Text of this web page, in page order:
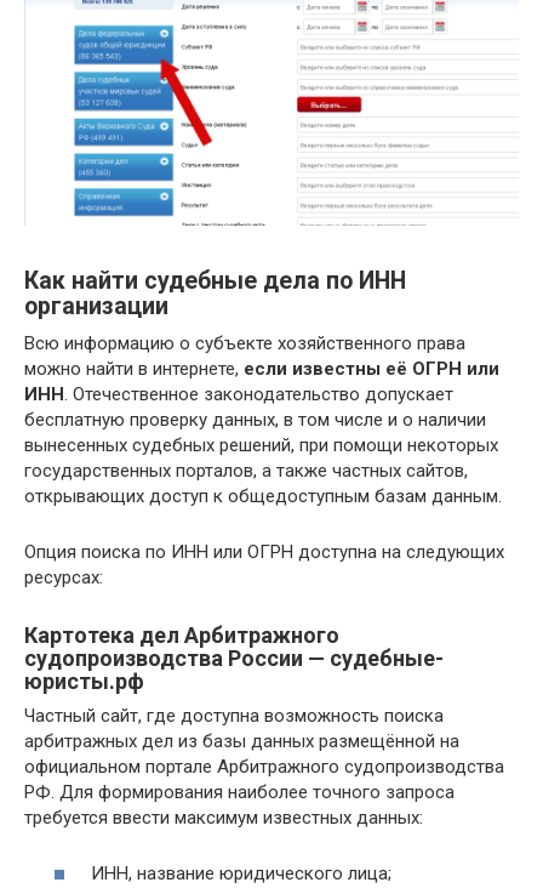
Как найти судебные дела по ИНН
организации
Всю информацию о субъекте хозяйственного права
можно найти в интернете, если известны её ОГРН или
ИНН . Отечественное законодательство допускает
бесплатную проверку данных, в том числе и о наличии
вынесенных судебных решений, при помощи некоторых
государственных порталов, а также частных сайтов,
открывающих доступ к общедоступным базам данным.
Опция поиска по ИНН или ОГРН доступна на следующих
ресурсах:
Картотека дел Арбитражного
судопроизводства России — судебные-
юристы.рф
Частный сайт, где доступна возможность поиска
арбитражных дел из базы данных размещённой на
официальном портале Арбитражного судопроизводства
РФ. Для формирования наиболее точного запроса
требуется ввести максимум известных данных:
ИНН, название юридического лица;